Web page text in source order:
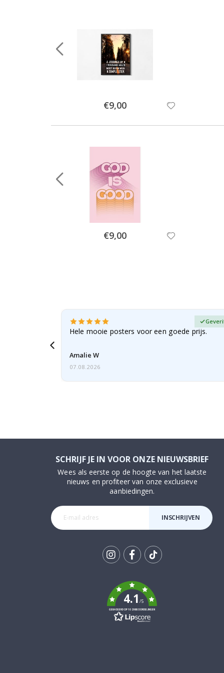
Special
Price
€9,00
Special
Price
€9,00
Hele mooie posters voor een goede prijs.
Amalie W
07.08.2026
SCHRIJF JE IN VOOR ONZE NIEUWSBRIEF
Wees als eerste op de hoogte van het laatste
nieuws en profiteer van onze exclusieve
aanbiedingen.
INSCHRIJVEN
k
4.1/5
GEBASEERD OP 1029 BEOORDELINGEN